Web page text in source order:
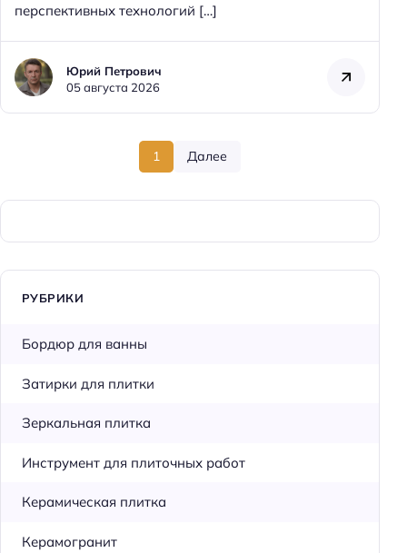
перспективных технологий […]
Юрий Петрович
05 августа 2026
1 Далее
РУБРИКИ
Бордюр для ванны
Затирки для плитки
Зеркальная плитка
Инструмент для плиточных работ
Керамическая плитка
Керамогранит